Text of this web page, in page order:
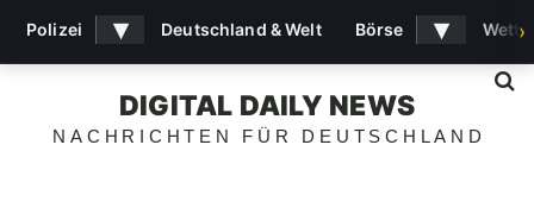
DIGITAL DAILY NEWS
NACHRICHTEN FÜR DEUTSCHLAND
Polizei ▾ Deutschland & Welt Börse ▾ ›